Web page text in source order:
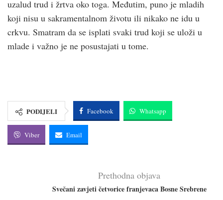
uzalud trud i žrtva oko toga. Međutim, puno je mladih
koji nisu u sakramentalnom životu ili nikako ne idu u
crkvu. Smatram da se isplati svaki trud koji se uloži u
mlade i važno je ne posustajati u tome.
PODIJELI Facebook Whatsapp
Viber Email
Prethodna objava
Svečani zavjeti četvorice franjevaca Bosne Srebrene